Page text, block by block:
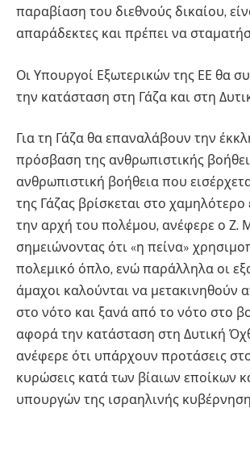
παραβίαση του διεθνούς δικαίου,
απαράδεκτες και πρέπει να
Οι Υπουργοί Εξωτερικών της ΕΕ θα
την κατάσταση στη Γάζα και στη
Για τη Γάζα θα επαναλάβουν την
πρόσβαση της ανθρωπιστικής
ανθρωπιστική βοήθεια που
της Γάζας βρίσκεται στο
την αρχή του πολέμου, ανέφερε ο Ζ.
σημειώνοντας ότι «η πείνα»
πολεμικό όπλο, ενώ παράλληλα οι
άμαχοι καλούνται να μετακινηθούν
στο νότο και ξανά από το νότο στο
αφορά την κατάσταση στη Δυτική
ανέφερε ότι υπάρχουν προτάσεις
κυρώσεις κατά των βίαιων εποίκων
υπουργών της ισραηλινής